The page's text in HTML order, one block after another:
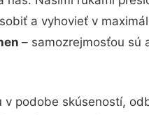
a vyhovieť v
– samozrejmosťou sú
podobe skúseností,